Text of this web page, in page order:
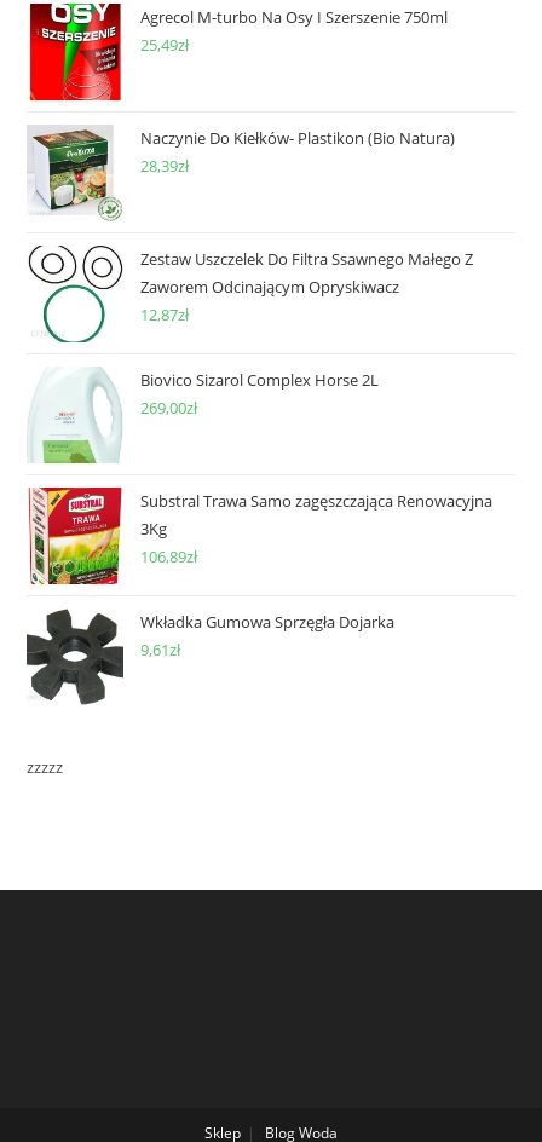
Agrecol M-turbo Na Osy I Szerszenie 750ml
25,49zł
Naczynie Do Kiełków- Plastikon (Bio Natura)
28,39zł
Zestaw Uszczelek Do Filtra Ssawnego Małego Z
Zaworem Odcinającym Opryskiwacz
12,87zł
Biovico Sizarol Complex Horse 2L
269,00zł
Substral Trawa Samo zagęszczająca Renowacyjna
3Kg
106,89zł
Wkładka Gumowa Sprzęgła Dojarka
9,61zł
zzzzz
Sklep BlogWoda